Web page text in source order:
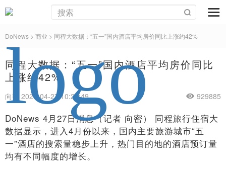
DoNews > 商业 > 同程大数据：“五一”国内酒店平均房价同比上涨约42%
同程大数据：“五一”国内酒店平均房价同比
上涨约42%
向密 2020-04-27 10:25:49 929885
DoNews 4月27日消息（记者 向密） 同程旅行住宿大
数据显示，进入4月份以来，国内主要旅游城市“五
一”酒店的搜索量稳步上升，热门目的地的酒店预订量
均有不同幅度的增长。